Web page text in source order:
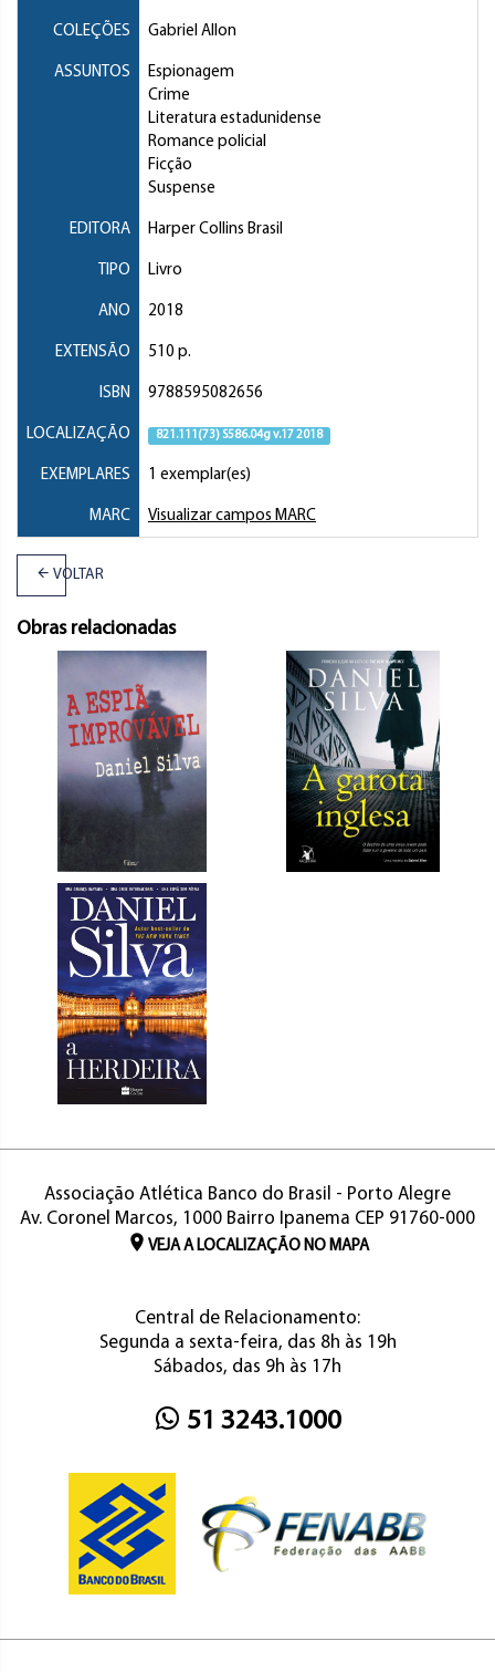
COLEÇÕES Gabriel Allon
ASSUNTOS
Espionagem
Crime
Literatura estadunidense
Romance policial
Ficção
Suspense
EDITORA Harper Collins Brasil
TIPO Livro
ANO 2018
EXTENSÃO 510 p.
ISBN 9788595082656
LOCALIZAÇÃO 821.111(73) S586.04g v.17 2018
EXEMPLARES 1 exemplar(es)
MARC Visualizar campos MARC
VOLTAR
Obras relacionadas
Associação Atlética Banco do Brasil - Porto Alegre
Av. Coronel Marcos, 1000 Bairro Ipanema CEP 91760-000
VEJA A LOCALIZAÇÃO NO MAPA
Central de Relacionamento:
Segunda a sexta-feira, das 8h às 19h
Sábados, das 9h às 17h
51 3243.1000